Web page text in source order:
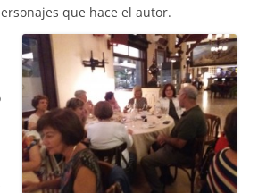
que hace el autor.